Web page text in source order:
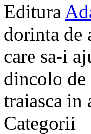
Editura
dorinta de
care sa-i
dincolo de
traiasca in
Categorii